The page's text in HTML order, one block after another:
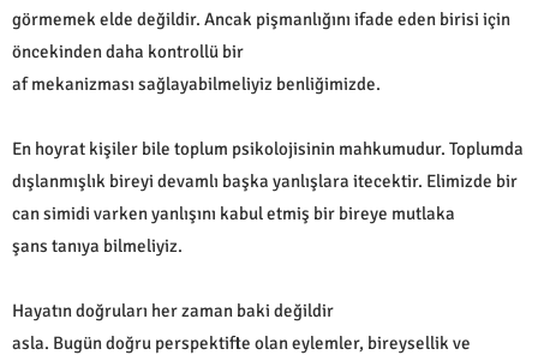
görmemek elde değildir. Ancak pişmanlığını ifade eden birisi için
öncekinden daha kontrollü bir
af mekanizması sağlayabilmeliyiz benliğimizde.
En hoyrat kişiler bile toplum psikolojisinin mahkumudur. Toplumda
dışlanmışlık bireyi devamlı başka yanlışlara itecektir. Elimizde bir
can simidi varken yanlışını kabul etmiş bir bireye mutlaka
şans tanıya bilmeliyiz.
Hayatın doğruları her zaman baki değildir
asla. Bugün doğru perspektifte olan eylemler, bireysellik ve